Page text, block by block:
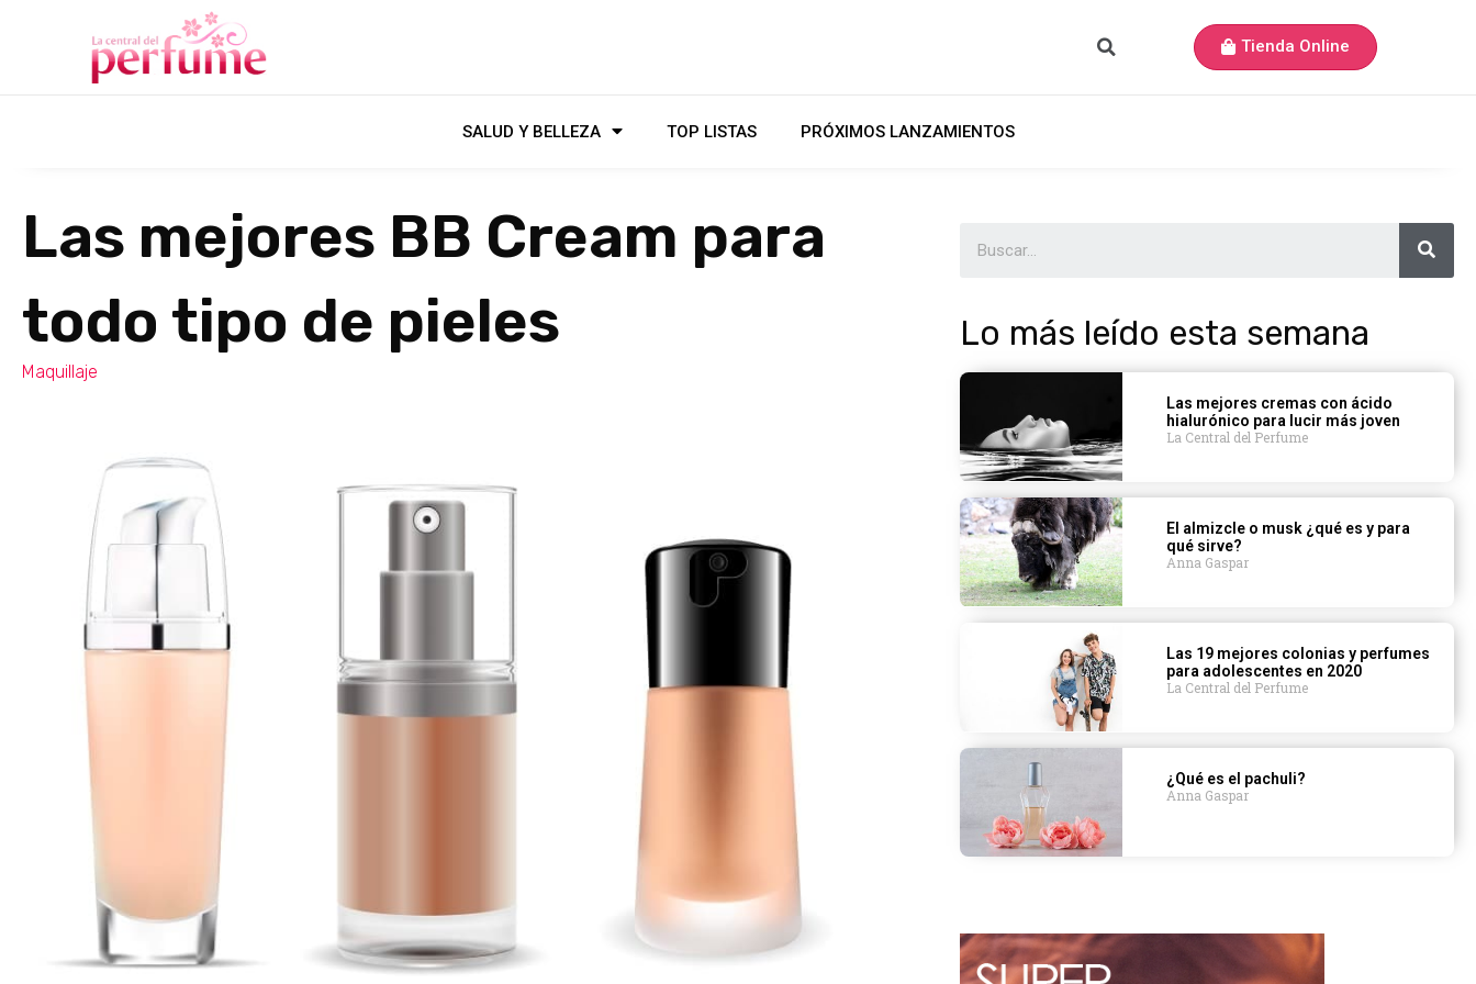
Tienda Online
SALUD Y BELLEZA TOP LISTAS PRÓXIMOS LANZAMIENTOS
Las mejores BB Cream para
todo tipo de pieles
Maquillaje
Lo más leído esta semana
Las mejores cremas con ácido
hialurónico para lucir más joven
La Central del Perfume
El almizcle o musk ¿qué es y para
qué sirve?
Anna Gaspar
Las 19 mejores colonias y perfumes
para adolescentes en 2020
La Central del Perfume
¿Qué es el pachuli?
Anna Gaspar